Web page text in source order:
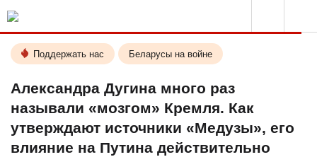
Поддержать нас Беларусы на войне
Александра Дугина много раз
называли «мозгом» Кремля. Как
утверждают источники «Медузы», его
влияние на Путина действительно